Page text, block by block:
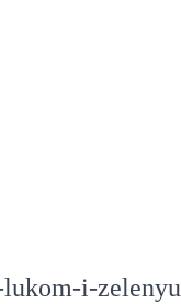
i-zelenyu